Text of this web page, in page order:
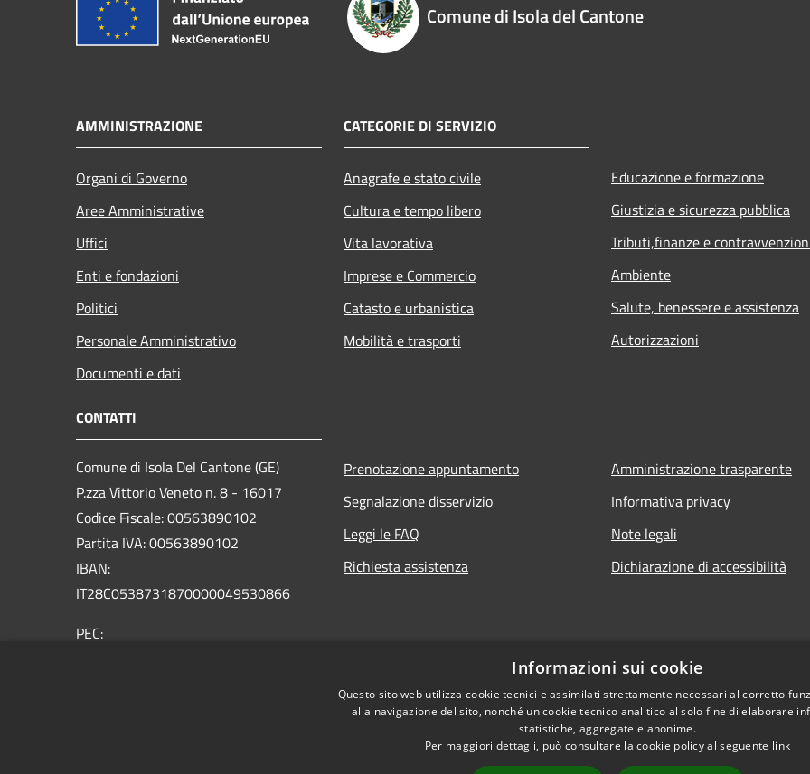
Comune di Isola del Cantone
AMMINISTRAZIONE
Organi di Governo
Aree Amministrative
Uffici
Enti e fondazioni
Politici
Personale Amministrativo
Documenti e dati
CATEGORIE DI SERVIZIO
Anagrafe e stato civile
Cultura e tempo libero
Vita lavorativa
Imprese e Commercio
Catasto e urbanistica
Mobilità e trasporti
Educazione e formazione
Giustizia e sicurezza pubblica
Tributi,finanze e
Ambiente
Salute, benessere e assistenza
Autorizzazioni
CONTATTI
Comune di Isola Del Cantone (GE)
P.zza Vittorio Veneto n. 8 - 16017
Codice Fiscale: 00563890102
Partita IVA: 00563890102
IBAN:
IT28C0538731870000049530866
PEC:
Prenotazione appuntamento
Segnalazione disservizio
Leggi le FAQ
Richiesta assistenza
Amministrazione trasparente
Informativa privacy
Note legali
Dichiarazione di accessibilità
Informazioni sui cookie
Questo sito web utilizza cookie tecnici e assimilati strettamente necessari al corretto
alla navigazione del sito, nonché un cookie tecnico analitico al solo fine di elaborare
statistiche, aggregate e anonime.
Per maggiori dettagli, può consultare la cookie policy al seguente link